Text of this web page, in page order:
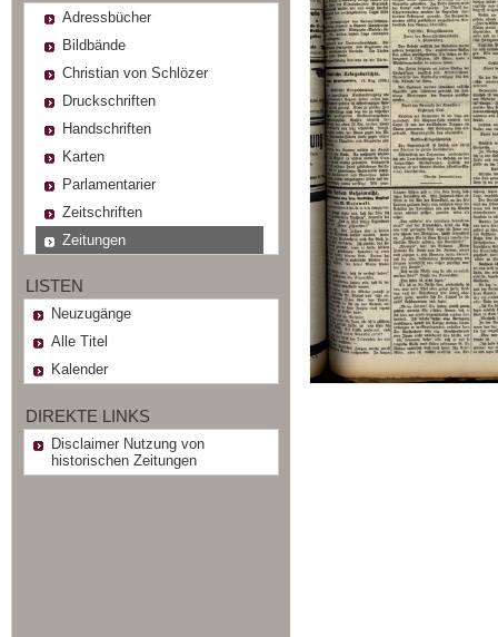
Adressbücher
Bildbände
Christian von Schlözer
Druckschriften
Handschriften
Karten
Parlamentarier
Zeitschriften
Zeitungen
LISTEN
Neuzugänge
Alle Titel
Kalender
DIREKTE LINKS
Disclaimer Nutzung von
historischen Zeitungen